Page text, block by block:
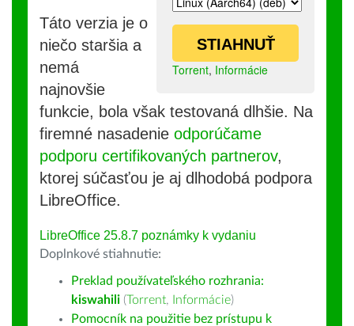
STIAHNUŤ
Torrent, Informácie
Táto verzia je o
niečo staršia a
nemá
najnovšie
funkcie, bola však testovaná dlhšie. Na
firemné nasadenie odporúčame
podporu certifikovaných partnerov,
ktorej súčasťou je aj dlhodobá podpora
LibreOffice.
LibreOffice 25.8.7 poznámky k vydaniu
Doplnkové stiahnutie:
Preklad používateľského rozhrania:
kiswahili (Torrent, Informácie)
Pomocník na použitie bez prístupu k